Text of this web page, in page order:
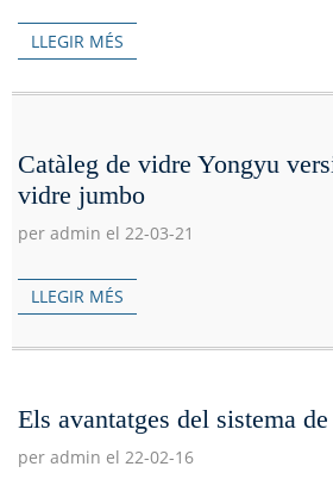
LLEGIR MÉS
Catàleg de vidre Yongyu
vidre jumbo
per admin el 22-03-21
LLEGIR MÉS
Els avantatges del sistema
per admin el 22-02-16